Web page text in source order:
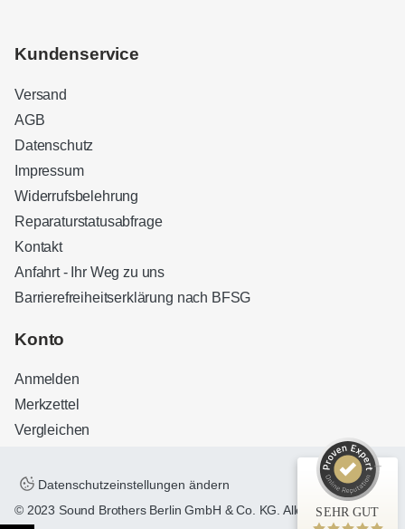
Kundenservice
Versand
AGB
Datenschutz
Impressum
Widerrufsbelehrung
Reparaturstatusabfrage
Kontakt
Anfahrt - Ihr Weg zu uns
Barrierefreiheitserklärung nach BFSG
Konto
Anmelden
Merkzettel
Vergleichen
Datenschutzeinstellungen ändern
© 2023 Sound Brothers Berlin GmbH & Co. KG. Alle RechteSEHR GUT
Kundenbewertungen und Erfahrungen zu
32
Bewertungen auf
ProvenExpert.com
Blick aufs ProvenExpert-Profil werfen